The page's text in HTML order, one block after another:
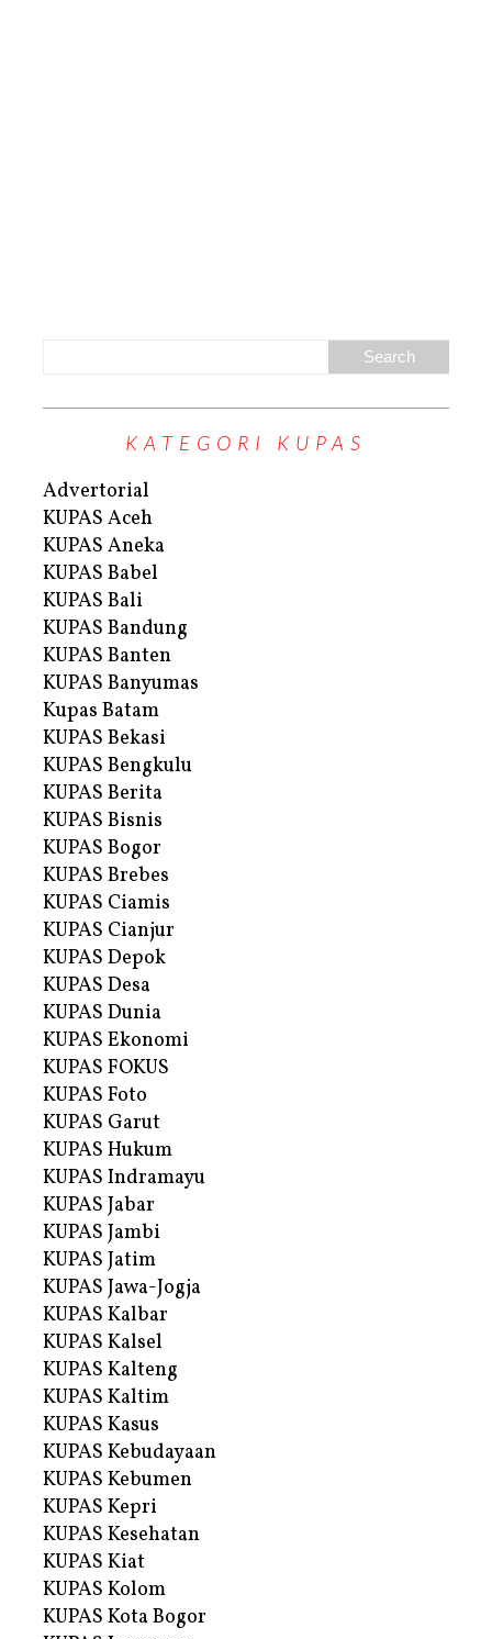
KATEGORI KUPAS
Advertorial
KUPAS Aceh
KUPAS Aneka
KUPAS Babel
KUPAS Bali
KUPAS Bandung
KUPAS Banten
KUPAS Banyumas
Kupas Batam
KUPAS Bekasi
KUPAS Bengkulu
KUPAS Berita
KUPAS Bisnis
KUPAS Bogor
KUPAS Brebes
KUPAS Ciamis
KUPAS Cianjur
KUPAS Depok
KUPAS Desa
KUPAS Dunia
KUPAS Ekonomi
KUPAS FOKUS
KUPAS Foto
KUPAS Garut
KUPAS Hukum
KUPAS Indramayu
KUPAS Jabar
KUPAS Jambi
KUPAS Jatim
KUPAS Jawa-Jogja
KUPAS Kalbar
KUPAS Kalsel
KUPAS Kalteng
KUPAS Kaltim
KUPAS Kasus
KUPAS Kebudayaan
KUPAS Kebumen
KUPAS Kepri
KUPAS Kesehatan
KUPAS Kiat
KUPAS Kolom
KUPAS Kota Bogor